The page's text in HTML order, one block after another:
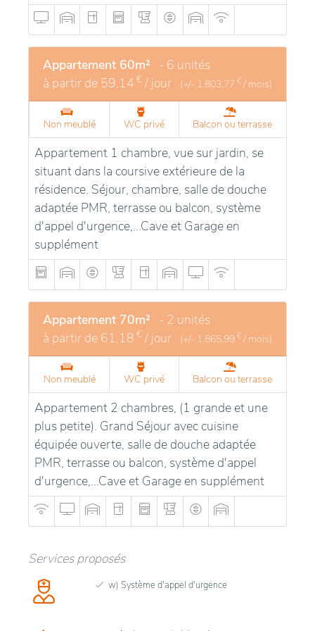
Appartement 60m² - 6 unités
à partir de 59,14 € / jour (+/- 1.803,77 € / mois)
Non meublé WC privé Balcon ou terrasse
Appartement 1 chambre, vue sur jardin, se
situant dans la coursive extérieure de la
résidence. Séjour, chambre, salle de douche
adaptée PMR, terrasse ou balcon, système
d'appel d'urgence,...Cave et Garage en
supplément
Appartement 70m² - 2 unités
à partir de 61,18 € / jour (+/- 1.865,99 € / mois)
Non meublé WC privé Balcon ou terrasse
Appartement 2 chambres, (1 grande et une
plus petite). Grand Séjour avec cuisine
équipée ouverte, salle de douche adaptée
PMR, terrasse ou balcon, système d'appel
d'urgence,...Cave et Garage en supplément
Services proposés
w) Système d'appel d'urgence